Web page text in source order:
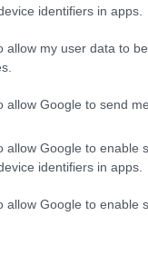
identifiers in apps.
allow my user data to
allow Google to send
allow Google to enable
identifiers in apps.
allow Google to enable
Πειραιά
σε 17 φορές
και είχε
άμεση
και η